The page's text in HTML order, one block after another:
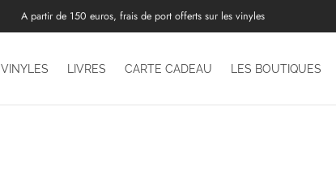
A partir de 150 euros, frais de port offerts sur les vinyles
VINYLES LIVRES CARTE CADEAU LES BOUTIQUES